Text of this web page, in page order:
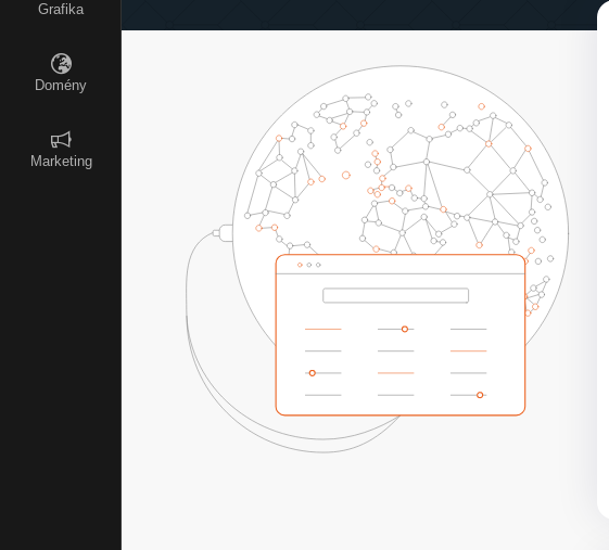
Grafika
Domény
Marketing